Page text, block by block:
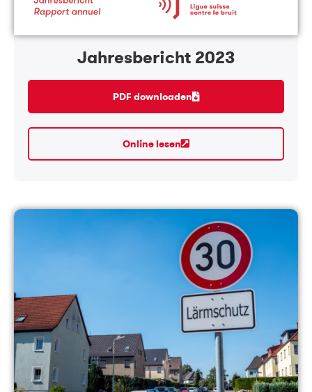
Jahresbericht 2023
PDF downloaden
Online lesen